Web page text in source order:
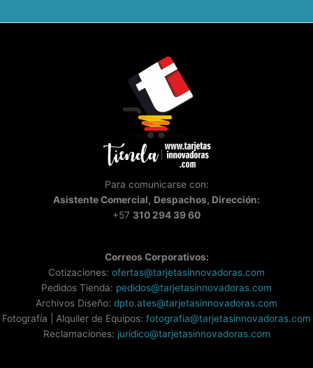
Para comunicarse con:
AsistenteComercial, Despachos, Dirección:
+57 310 294 39 60
Correos Corporativos:
Cotizaciones: ofertas@tarjetasinnovadoras.com
Pedidos Tienda: pedidos@tarjetasinnovadoras.com
Archivos Diseño: dpto.ates@tarjetasinnovadoras.com
Fotografía | Alquiler de Equipos: fotografia@tarjetasinnovadoras.com
Reclamaciones: juridico@tarjetasinnovadoras.com